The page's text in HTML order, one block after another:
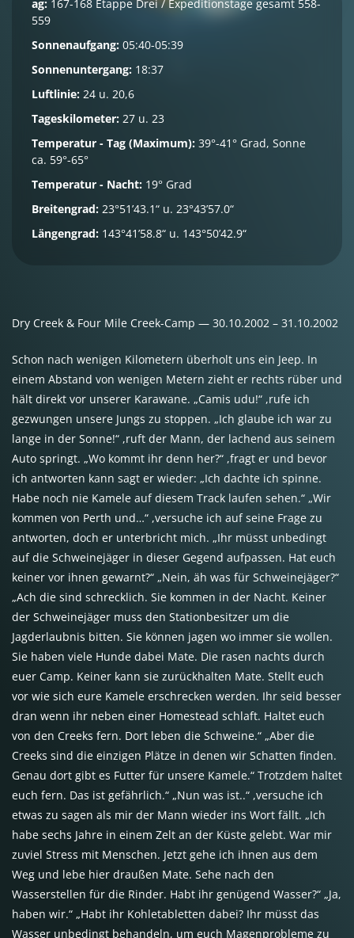
ag: 167-168 Etappe Drei / Expeditionstage gesamt 558-
559
Sonnenaufgang: 05:40-05:39
Sonnenuntergang: 18:37
Luftlinie: 24 u. 20,6
Tageskilometer: 27 u. 23
Temperatur - Tag (Maximum): 39°-41° Grad, Sonne
ca. 59°-65°
Temperatur - Nacht: 19° Grad
Breitengrad: 23°51’43.1“ u. 23°43’57.0“
Längengrad: 143°41’58.8“ u. 143°50’42.9“
Dry Creek & Four Mile Creek-Camp — 30.10.2002 – 31.10.2002
Schon nach wenigen Kilometern überholt uns ein Jeep. In
einem Abstand von wenigen Metern zieht er rechts rüber und
hält direkt vor unserer Karawane. „Camis udu!“ ,rufe ich
gezwungen unsere Jungs zu stoppen. „Ich glaube ich war zu
lange in der Sonne!“ ,ruft der Mann, der lachend aus seinem
Auto springt. „Wo kommt ihr denn her?“ ,fragt er und bevor
ich antworten kann sagt er wieder: „Ich dachte ich spinne.
Habe noch nie Kamele auf diesem Track laufen sehen.“ „Wir
kommen von Perth und…“ ,versuche ich auf seine Frage zu
antworten, doch er unterbricht mich. „Ihr müsst unbedingt
auf die Schweinejäger in dieser Gegend aufpassen. Hat euch
keiner vor ihnen gewarnt?“ „Nein, äh was für Schweinejäger?“
„Ach die sind schrecklich. Sie kommen in der Nacht. Keiner
der Schweinejäger muss den Stationbesitzer um die
Jagderlaubnis bitten. Sie können jagen wo immer sie wollen.
Sie haben viele Hunde dabei Mate. Die rasen nachts durch
euer Camp. Keiner kann sie zurückhalten Mate. Stellt euch
vor wie sich eure Kamele erschrecken werden. Ihr seid besser
dran wenn ihr neben einer Homestead schlaft. Haltet euch
von den Creeks fern. Dort leben die Schweine.“ „Aber die
Creeks sind die einzigen Plätze in denen wir Schatten finden.
Genau dort gibt es Futter für unsere Kamele.“ Trotzdem haltet
euch fern. Das ist gefährlich.“ „Nun was ist..“ ,versuche ich
etwas zu sagen als mir der Mann wieder ins Wort fällt. „Ich
habe sechs Jahre in einem Zelt an der Küste gelebt. War mir
zuviel Stress mit Menschen. Jetzt gehe ich ihnen aus dem
Weg und lebe hier draußen Mate. Sehe nach den
Wasserstellen für die Rinder. Habt ihr genügend Wasser?“ „Ja,
haben wir.“ „Habt ihr Kohletabletten dabei? Ihr müsst das
Wasser unbedingt behandeln, um euch Magenprobleme zu